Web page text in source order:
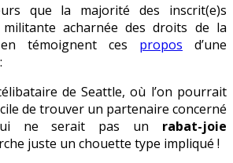
que la majorité des inscrit(e)s
acharnée des droits de la
témoignent ces propos d’une
de Seattle, où l’on pourrait
de trouver un partenaire concerné
ne serait pas un rabat-joie
juste un chouette type impliqué !